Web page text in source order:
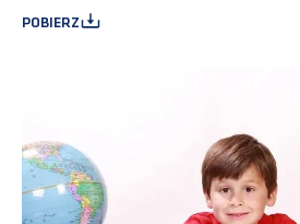
technologii.
POBIERZ